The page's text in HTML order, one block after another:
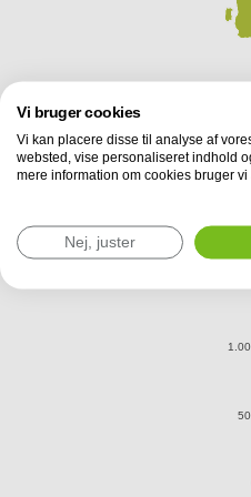
Antal
fordelt
Vi bruger cookies
Vi kan placere disse til analyse af
websted, vise personaliseret indhold
mere information om cookies bruger
Nej, juster